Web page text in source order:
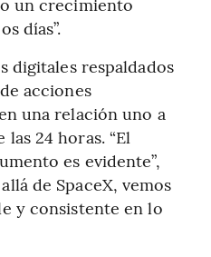
días”.
digitales respaldados
acciones
una relación uno a
24 horas. “El
es evidente”,
de SpaceX, vemos
y consistente en lo